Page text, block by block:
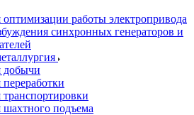
работы электропривода
синхронных генераторов и
добычи
подъема